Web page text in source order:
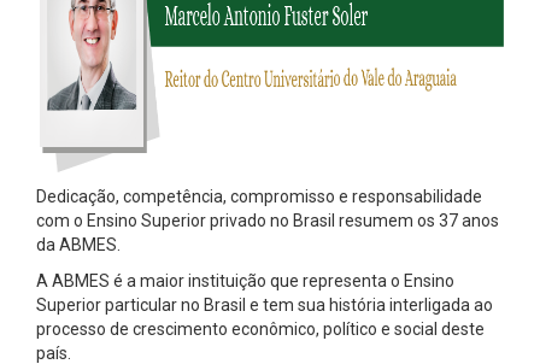
Dedicação, competência, compromisso e responsabilidade
com o Ensino Superior privado no Brasil resumem os 37 anos
da ABMES.
A ABMES é a maior instituição que representa o Ensino
Superior particular no Brasil e tem sua história interligada ao
processo de crescimento econômico, político e social deste
país.